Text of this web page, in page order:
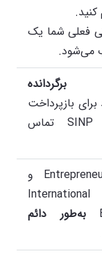
فعلی شما یک
می‌شود.
برگردانده
برای بازپرداخت
هزینه‌ها با SINP تماس
برنامه‌های Entrepreneur و
به‌طور دائم